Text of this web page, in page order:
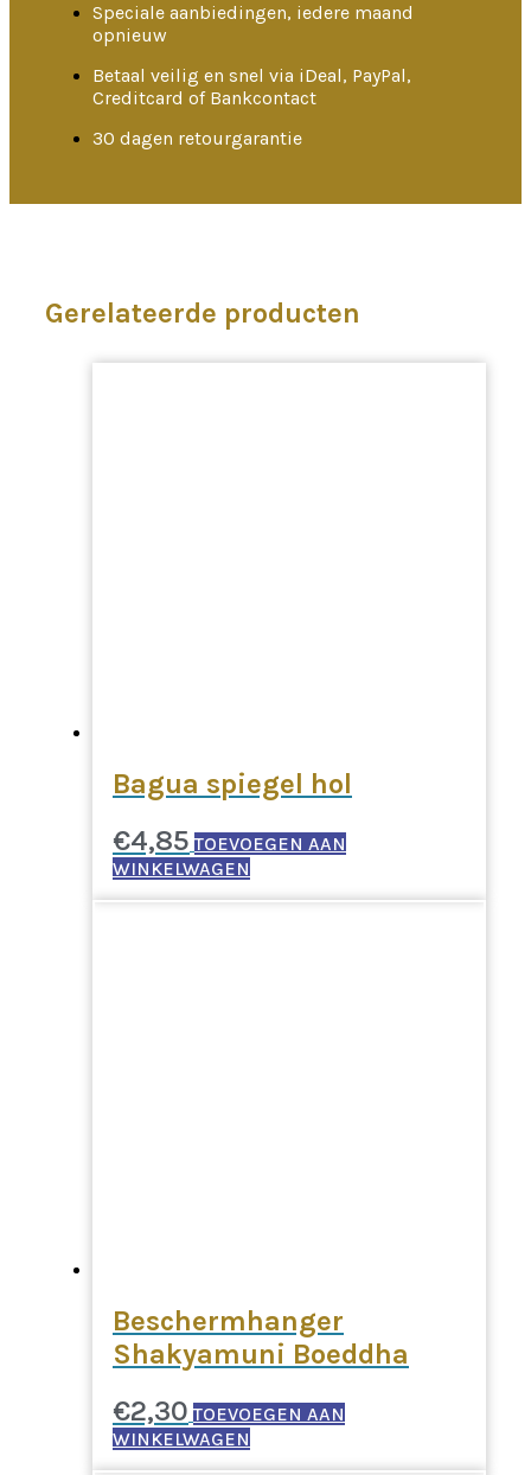
Speciale aanbiedingen, iedere maand
opnieuw
Betaal veilig en snel via iDeal, PayPal,
Creditcard of Bankcontact
30 dagen retourgarantie
Gerelateerde producten
Bagua spiegel hol
€4,85 TOEVOEGEN AAN
WINKELWAGEN
Beschermhanger
Shakyamuni Boeddha
€2,30 TOEVOEGEN AAN
WINKELWAGEN